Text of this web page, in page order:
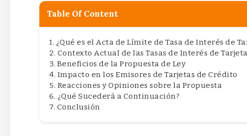
Table Of Content
¿Qué es el Acta de Límite de Tasa de Interés de
Contexto Actual de las Tasas de Interés de
Beneficios de la Propuesta de Ley
Impacto en los Emisores de Tarjetas de Crédito
Reacciones y Opiniones sobre la Propuesta
¿Qué Sucederá a Continuación?
Conclusión